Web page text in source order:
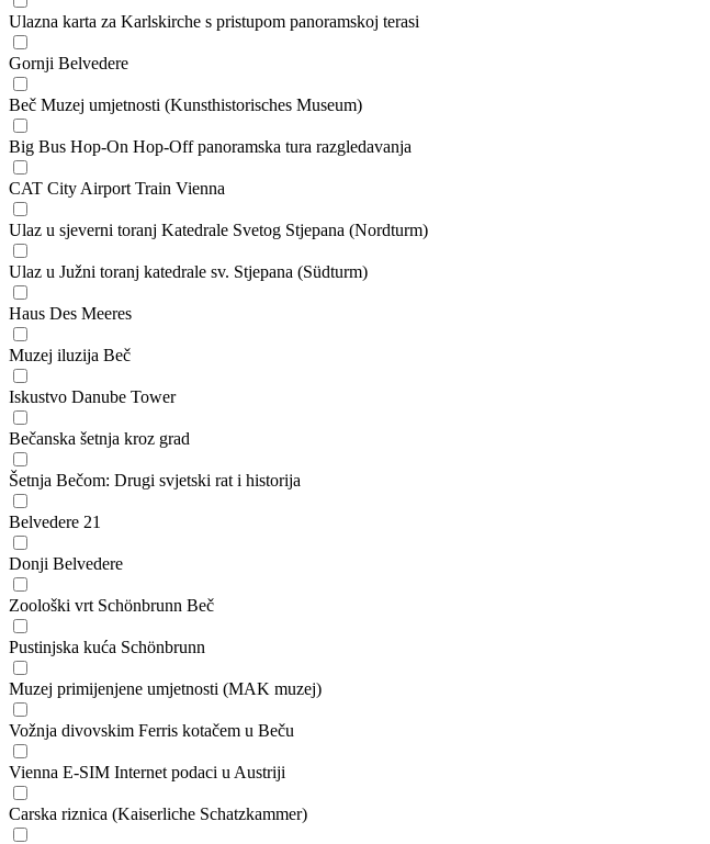
Ulazna karta za Karlskirche s pristupom panoramskoj terasi
Gornji Belvedere
Beč Muzej umjetnosti (Kunsthistorisches Museum)
Big Bus Hop-On Hop-Off panoramska tura razgledavanja
CAT City Airport Train Vienna
Ulaz u sjeverni toranj Katedrale Svetog Stjepana (Nordturm)
Ulaz u Južni toranj katedrale sv. Stjepana (Südturm)
Haus Des Meeres
Muzej iluzija Beč
Iskustvo Danube Tower
Bečanska šetnja kroz grad
Šetnja Bečom: Drugi svjetski rat i historija
Belvedere 21
Donji Belvedere
Zoološki vrt Schönbrunn Beč
Pustinjska kuća Schönbrunn
Muzej primijenjene umjetnosti (MAK muzej)
Vožnja divovskim Ferris kotačem u Beču
Vienna E-SIM Internet podaci u Austriji
Carska riznica (Kaiserliche Schatzkammer)